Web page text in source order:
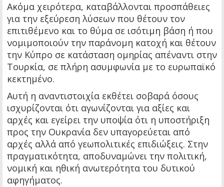
Ακόμα χειρότερα, καταβάλλονται προσπάθειες
για την εξεύρεση λύσεων που θέτουν τον
επιτιθέμενο και το θύμα σε ισότιμη βάση ή που
νομιμοποιούν την παράνομη κατοχή και θέτουν
την Κύπρο σε κατάσταση ομηρίας απέναντι στην
Τουρκία, σε πλήρη ασυμφωνία με το ευρωπαϊκό
κεκτημένο.
Αυτή η αναντιστοιχία εκθέτει σοβαρά όσους
ισχυρίζονται ότι αγωνίζονται για αξίες και
αρχές και εγείρει την υποψία ότι η υποστήριξη
προς την Ουκρανία δεν υπαγορεύεται από
αρχές αλλά από γεωπολιτικές επιδιώξεις. Στην
πραγματικότητα, αποδυναμώνει την πολιτική,
νομική και ηθική ανωτερότητα του δυτικού
αφηγήματος.